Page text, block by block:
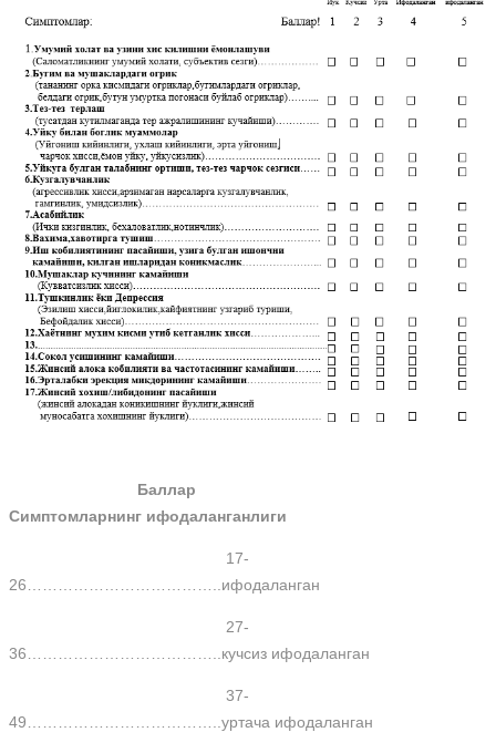
Баллар
Симптомларнинг ифодаланганлиги
17-
26………………………………..ифодаланган
27-
36………………………………..кучсиз ифодаланган
37-
49………………………………..уртача ифодаланган